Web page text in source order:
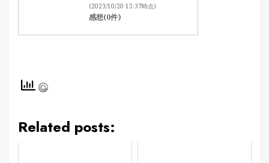
(2023/10/20 15:37時点)
感想(0件)
Related posts: